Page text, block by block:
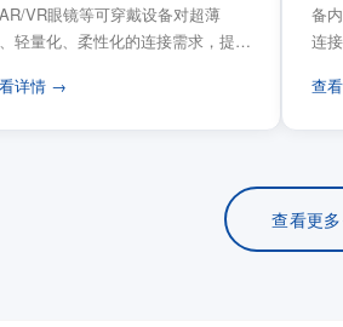
VR眼镜等可穿戴设备对超薄
轻量化、柔性化的连接需求，提供
详情 →
备
连
查
查看更多